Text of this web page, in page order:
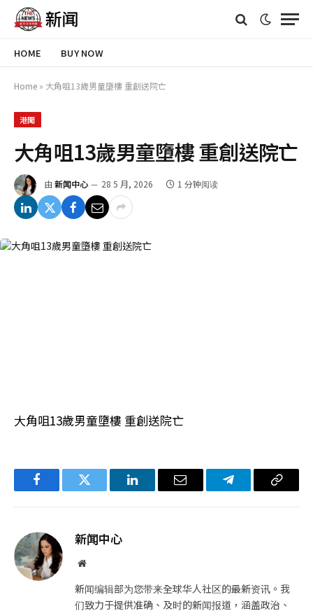
HOME BUY NOW
Home » 大角咀13歲男童墮樓 重創送院亡
港聞
大角咀13歲男童墮樓 重創送院亡
由 新闻中心 28 5 月, 2026 1 分钟阅读
大角咀13歲男童墮樓 重創送院亡
FacebookTwitter LinkedIn电
Telegram复
新闻中心
网
新闻编辑部为您带来全球华人社区的最新资讯。我
们致力于提供准确、及时的新闻报道，涵盖政治、